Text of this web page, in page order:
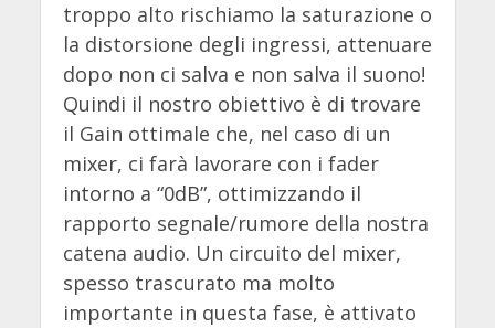
troppo alto rischiamo la saturazione o
la distorsione degli ingressi, attenuare
dopo non ci salva e non salva il suono!
Quindi il nostro obiettivo è di trovare
il Gain ottimale che, nel caso di un
mixer, ci farà lavorare con i fader
intorno a “0dB”, ottimizzando il
rapporto segnale/rumore della nostra
catena audio. Un circuito del mixer,
spesso trascurato ma molto
importante in questa fase, è attivato